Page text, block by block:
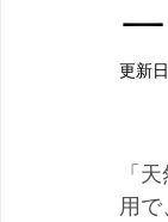
更新日
「
用